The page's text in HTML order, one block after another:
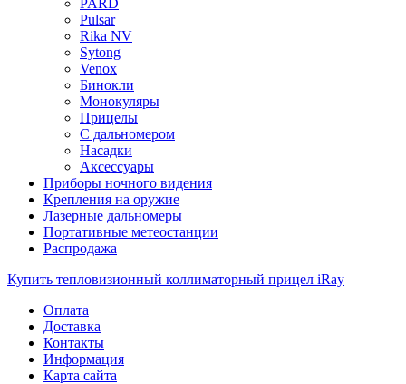
Pulsar
Rika NV
Sytong
Venox
Бинокли
Монокуляры
Прицелы
С дальномером
Насадки
Аксессуары
Приборы ночного видения
Крепления на оружие
Лазерные дальномеры
Портативные метеостанции
Распродажа
Купить тепловизионный коллиматорный прицел iRay
Оплата
Доставка
Контакты
Информация
Карта сайта